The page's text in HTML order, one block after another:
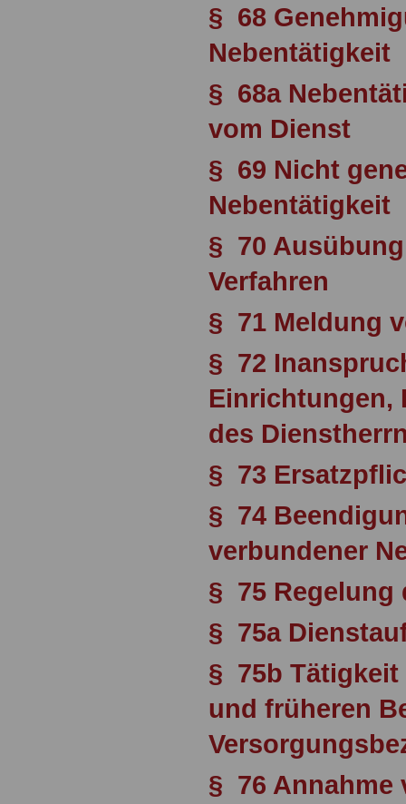
§ 68
Nebentätigkeit
§ 68a
vom Dienst
§ 69 Nicht
Nebentätigkeit
§ 70
Verfahren
§ 71 Meldung
§ 72
Einrichtungen,
des
§ 73
§ 74
verbundener
§ 75 Regelung
§ 75a
§ 75b Tätigkeit
und früheren
§ 76 Annahme